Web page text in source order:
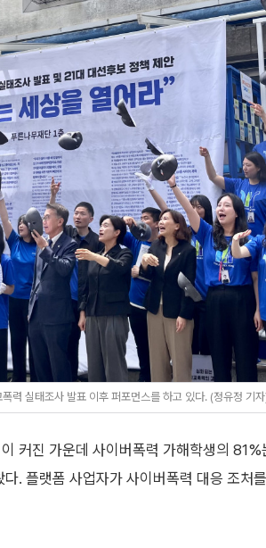
실태조사 발표 이후 퍼포먼스를 하고 있다. (정유정 기
커진 가운데 사이버폭력 가해학생의 81%
. 플랫폼 사업자가 사이버폭력 대응 조처